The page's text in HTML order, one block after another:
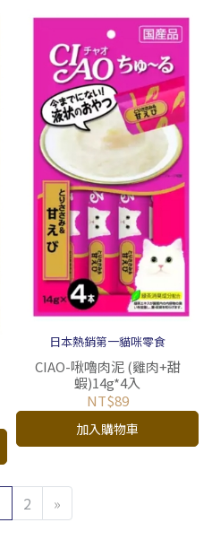
日本熱銷第一貓咪零食
CIAO-啾嚕肉泥 (雞肉+甜
蝦)14g*4入
NT$89
加入購物車
2 »